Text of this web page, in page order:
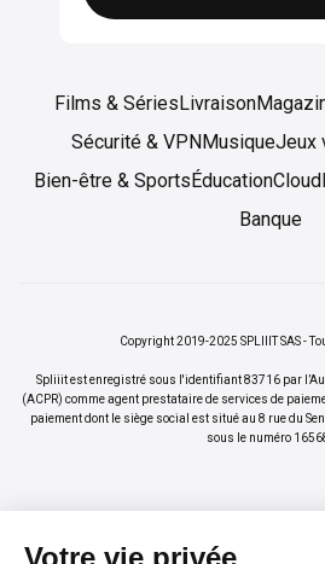
Votre vie privée
Films & SériesLivraison
Sécurité & VPNMusiqueJeux
Bien-être & SportsÉducationCloud
Banque
Copyright 2019-2025 SPLIIIT SAS -
Spliiit est enregistré sous l'identifiant 83716 par
(ACPR) comme agent prestataire de services de
paiement dont le siège social est situé au 8 rue du
sous le numéro